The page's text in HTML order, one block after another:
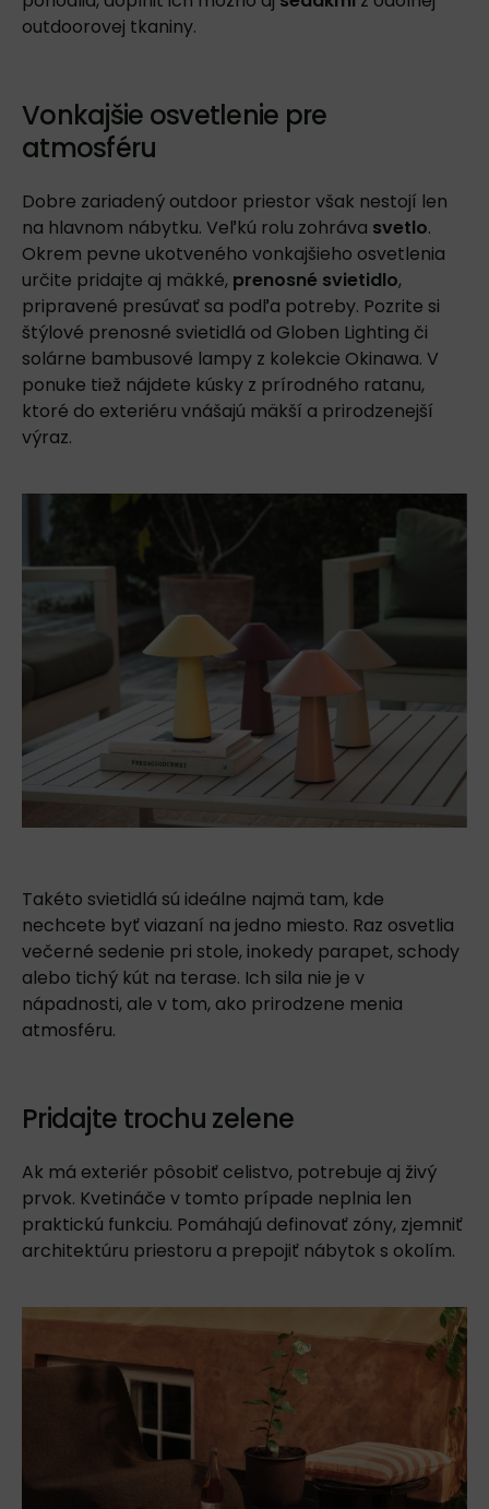
outdoorovej tkaniny.
Vonkajšie osvetlenie pre
atmosféru
Dobre zariadený outdoor priestor však nestojí len
na hlavnom nábytku. Veľkú rolu zohráva svetlo.
Okrem pevne ukotveného vonkajšieho osvetlenia
určite pridajte aj mäkké, prenosné svietidlo,
pripravené presúvať sa podľa potreby. Pozrite si
štýlové prenosné svietidlá od Globen Lighting či
solárne bambusové lampy z kolekcie Okinawa. V
ponuke tiež nájdete kúsky z prírodného ratanu,
ktoré do exteriéru vnášajú mäkší a prirodzenejší
výraz.
Takéto svietidlá sú ideálne najmä tam, kde
nechcete byť viazaní na jedno miesto. Raz osvetlia
večerné sedenie pri stole, inokedy parapet, schody
alebo tichý kút na terase. Ich sila nie je v
nápadnosti, ale v tom, ako prirodzene menia
atmosféru.
Pridajte trochu zelene
Ak má exteriér pôsobiť celistvo, potrebuje aj živý
prvok. Kvetináče v tomto prípade neplnia len
praktickú funkciu. Pomáhajú definovať zóny, zjemniť
architektúru priestoru a prepojiť nábytok s okolím.